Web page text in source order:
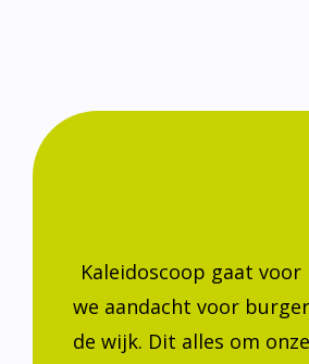
we aandacht voor
de wijk. Dit alles om
het meedoen in de